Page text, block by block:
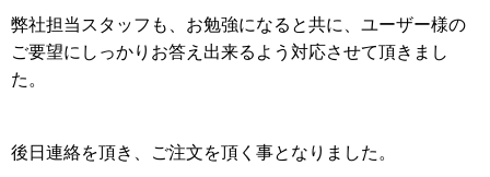
弊社担当スタッフも、お勉強になると共に、ユーザー様の
ご要望にしっかりお答え出来るよう対応させて頂きまし
た。
後日連絡を頂き、ご注文を頂く事となりました。